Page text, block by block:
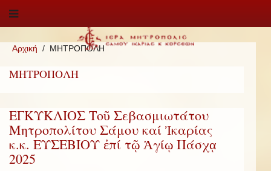
Αρχική ΜΗΤΡΟΠΟΛΗ
ΜΗΤΡΟΠΟΛΗ
ΕΓΚΥΚΛΙΟΣ Τοῦ Σεβασμιωτάτου
Μητροπολίτου Σάμου καί Ἰκαρίας
κ.κ. ΕΥΣΕΒΙΟΥ ἐπί τῷ Ἁγίῳ Πάσχᾳ
2025